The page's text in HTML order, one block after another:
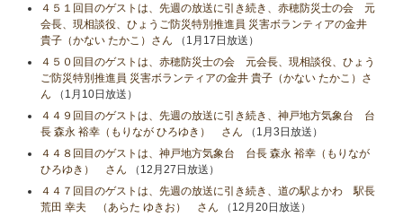
４５１回目のゲストは、先週の放送に引き続き、赤穂防災士の会 元
会長、現相談役、ひょうご防災特別推進員 災害ボランティアの金井
貴子（かない たかこ）さん （1月17日放送）
４５０回目のゲストは、赤穂防災士の会 元会長、現相談役、ひょう
ご防災特別推進員 災害ボランティアの金井 貴子（かない たかこ）さ
ん （1月10日放送）
４４９回目のゲストは、先週の放送に引き続き、神戸地方気象台 台
長 森永 裕幸（もりなが ひろゆき） さん （1月3日放送）
４４８回目のゲストは、神戸地方気象台 台長 森永 裕幸（もりなが
ひろゆき） さん （12月27日放送）
４４７回目のゲストは、先週の放送に引き続き、道の駅よかわ 駅長
荒田 幸夫 （あらた ゆきお） さん （12月20日放送）